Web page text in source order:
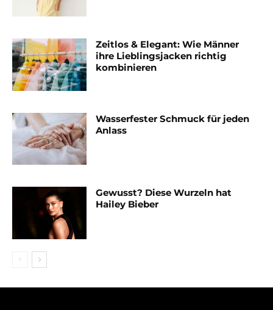
Zeitlos & Elegant: Wie Männer
ihre Lieblingsjacken richtig
kombinieren
Wasserfester Schmuck für jeden
Anlass
Gewusst? Diese Wurzeln hat
Hailey Bieber